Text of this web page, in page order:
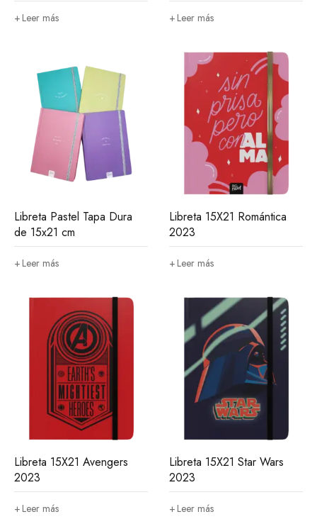
Leer más Leer más
Libreta Pastel Tapa Dura
de 15x21 cm
Leer más
Libreta 15X21 Romántica
2023
Leer más
Libreta 15X21 Avengers
2023
Leer más
Libreta 15X21 Star Wars
2023
Leer más